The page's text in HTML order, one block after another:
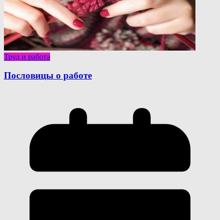
Труд и работа
Пословицы о работе